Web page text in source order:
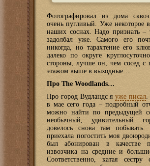
Фотографировал из дома
очень пугливый. Уже некоторое
наших соснах. Надо признать –
задолбал уже. Самого его
никогда, но тарахтение его
далеко по округе
стороны, лучше он, чем сосед с
этажом выше в выходные…
Про The Woodlands…
Про город Вудландс я уже писал.
в мае сего года – подробный
можно найти по предыдущей
необычный, удивительный
довелось снова там
приехала погостить моя
был абонирован в качестве
извозчика на средние и
Соответственно, катая